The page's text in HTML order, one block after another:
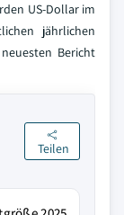
US-Dollar im
jährlichen
Bericht
Teilen